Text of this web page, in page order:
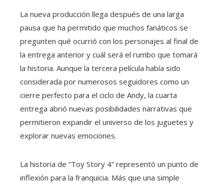
La nueva producción llega después de una larga
pausa que ha permitido que muchos fanáticos se
pregunten qué ocurrió con los personajes al final de
la entrega anterior y cuál será el rumbo que tomará
la historia. Aunque la tercera película había sido
considerada por numerosos seguidores como un
cierre perfecto para el ciclo de Andy, la cuarta
entrega abrió nuevas posibilidades narrativas que
permitieron expandir el universo de los juguetes y
explorar nuevas emociones.
La historia de “Toy Story 4” representó un punto de
inflexión para la franquicia. Más que una simple